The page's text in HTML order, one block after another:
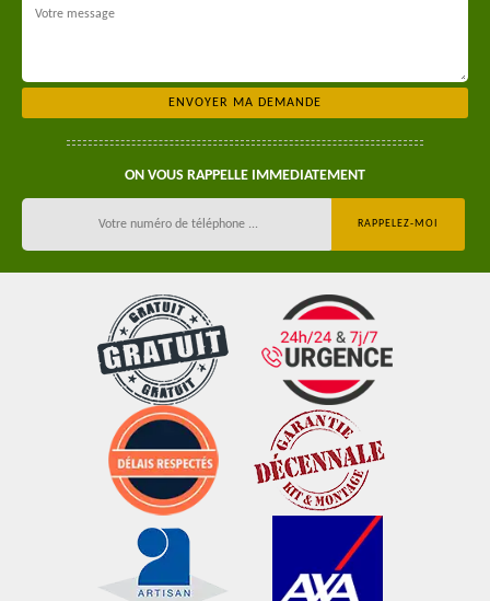
ON VOUS RAPPELLE IMMEDIATEMENT